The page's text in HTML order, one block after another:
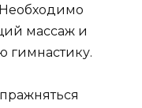
Необходимо
массаж и
гимнастику.